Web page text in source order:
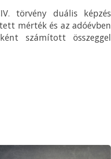
törvény duális képzés
mérték és az adóévben
számított összeggel